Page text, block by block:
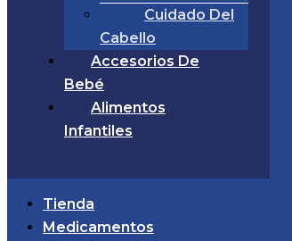
Cuidado Del
Cabello
Accesorios De
Bebé
Alimentos
Infantiles
Tienda
Medicamentos